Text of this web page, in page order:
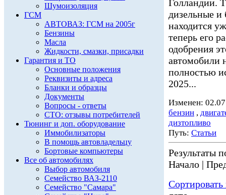
Шумоизоляция
ГСМ
АВТОВАЗ: ГСМ на 2005г
Бензины
Масла
Жидкости, смазки, присадки
Гарантия и ТО
Основные положения
Реквизиты и адреса
Бланки и образцы
Документы
Вопросы - ответы
СТО: отзывы потребителей
Тюнинг и доп. оборудование
Иммобилизаторы
В помощь автовладельцу
Бортовые компьютеры
Все об автомобилях
Выбор автомобиля
Семейство ВАЗ-2110
Семейство "Самара"
Голландии.
дизельные
находится
теперь его
одобрения
автомобили
полностью
2025...
Изменен:
бензин ,
дизтопливо
Путь: Статьи
Результаты
Начало |